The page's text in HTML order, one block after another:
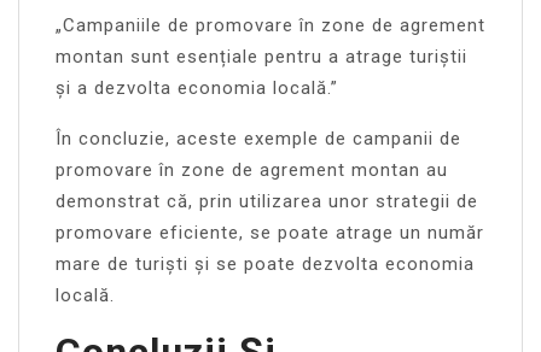
„Campaniile de promovare în zone de agrement
montan sunt esențiale pentru a atrage turiștii
și a dezvolta economia locală.”
În concluzie, aceste exemple de campanii de
promovare în zone de agrement montan au
demonstrat că, prin utilizarea unor strategii de
promovare eficiente, se poate atrage un număr
mare de turiști și se poate dezvolta economia
locală.